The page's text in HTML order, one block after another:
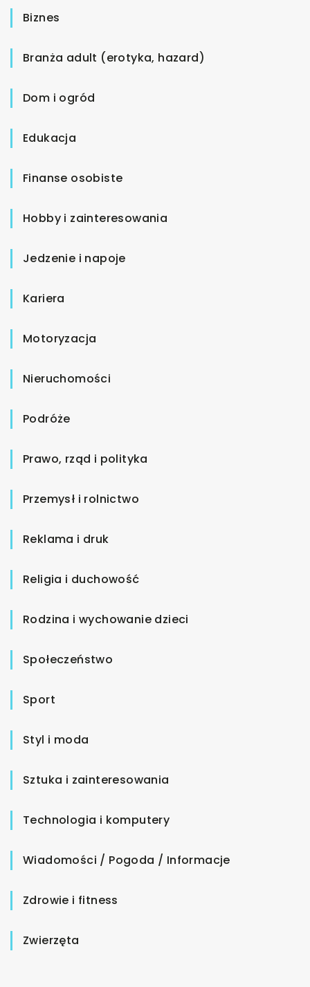
Biznes
Branża adult (erotyka, hazard)
Dom i ogród
Edukacja
Finanse osobiste
Hobby i zainteresowania
Jedzenie i napoje
Kariera
Motoryzacja
Nieruchomości
Podróże
Prawo, rząd i polityka
Przemysł i rolnictwo
Reklama i druk
Religia i duchowość
Rodzina i wychowanie dzieci
Społeczeństwo
Sport
Styl i moda
Sztuka i zainteresowania
Technologia i komputery
Wiadomości / Pogoda / Informacje
Zdrowie i fitness
Zwierzęta